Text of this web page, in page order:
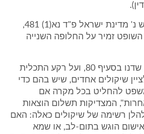
בע"פ 7826/96 רייש נ' מדינת ישראל פ"ד נא(1) 481,
השופט זמיר על החלופה השנייה
על יסוד פסקי-הדין שדנו בסעיף 80, ועל רקע התכלית
שיקולים אחדים, שיש בהם כדי
להחליט בכל מקרה אם
המצדיקות תשלום הוצאות
להלן רשימה של שיקולים כאלה: האם
הוגש בתום-לב, או שמא